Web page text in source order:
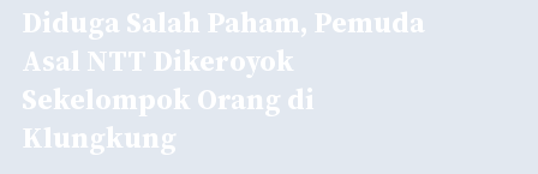
Diduga Salah Paham, Pemuda
Asal NTT Dikeroyok
Sekelompok Orang di
Klungkung